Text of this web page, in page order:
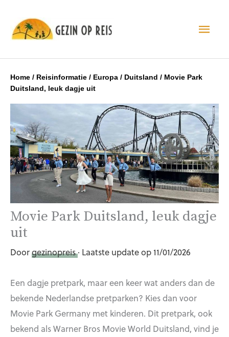
Home / Reisinformatie / Europa / Duitsland / Movie Park
Duitsland, leuk dagje uit
Movie Park Duitsland, leuk dagje
uit
Doorgezinopreis· Laatste update op 11/01/2026
Een dagje pretpark, maar een keer wat anders dan de
bekende Nederlandse pretparken? Kies dan voor
Movie Park Germany met kinderen. Dit pretpark, ook
bekend als Warner Bros Movie World Duitsland, vind je